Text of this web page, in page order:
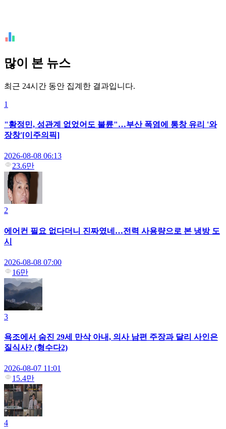
많이 본 뉴스
최근 24시간 동안 집계한 결과입니다.
1
"황정민, 성관계 없었어도 불륜"…부산 폭염에 통창 유리 '와
장창'[이주의픽]
2026-08-08 06:13
23.6만
2
에어컨 필요 없다더니 진짜였네…전력 사용량으로 본 냉방 도
시
2026-08-08 07:00
16만
3
욕조에서 숨진 29세 만삭 아내, 의사 남편 주장과 달리 사인은
질식사? (형수다2)
2026-08-07 11:01
15.4만
4